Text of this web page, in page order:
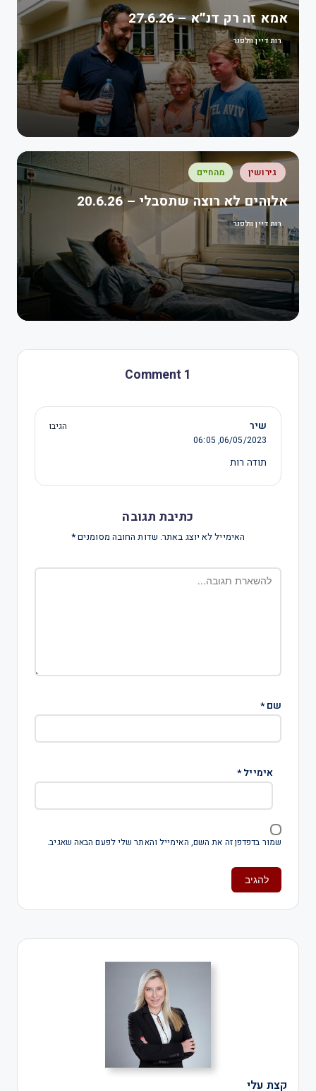
אמא זה רק דנ״א – 27.6.26
רות דיין וולפנר
גירושין מהחיים
אלוהים לא רוצה שתסבלי – 20.6.26
רות דיין וולפנר
1 Comment
שיר
הגיבו
06/05/2023,
06:05
תודה רות
כתיבת תגובה
האימייל לא יוצג באתר. שדות החובה מסומנים*
שם*
אימייל*
שמור בדפדפן זה את השם, האימייל והאתר שלי לפעם הבאה שאגיב.
קצת עלי